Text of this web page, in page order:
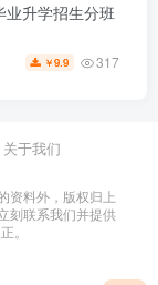
业升学招生分班
￥9.9 317
关于我们
资料外，版权归上
刻联系我们并提供
。